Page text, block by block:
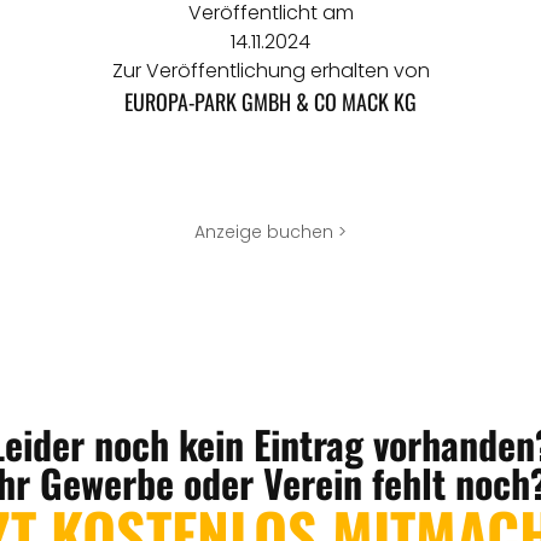
Veröffentlicht am
14.11.2024
Zur Veröffentlichung erhalten von
EUROPA-PARK GMBH & CO MACK KG
Anzeige buchen >
noch kein Eintrag
Gewerbe oder Verein fehlt